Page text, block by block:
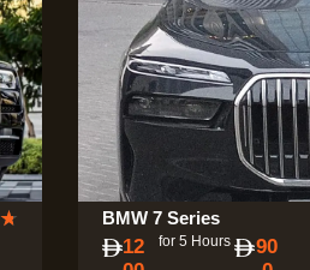
★ BMW 7 Series
12
for 5 Hours
90